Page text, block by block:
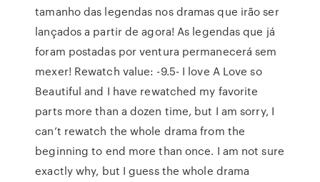
tamanho das legendas nos dramas que irão ser
lançados a partir de agora! As legendas que já
foram postadas por ventura permanecerá sem
mexer! Rewatch value: -9.5- I love A Love so
Beautiful and I have rewatched my favorite
parts more than a dozen time, but I am sorry, I
can’t rewatch the whole drama from the
beginning to end more than once. I am not sure
exactly why, but I guess the whole drama